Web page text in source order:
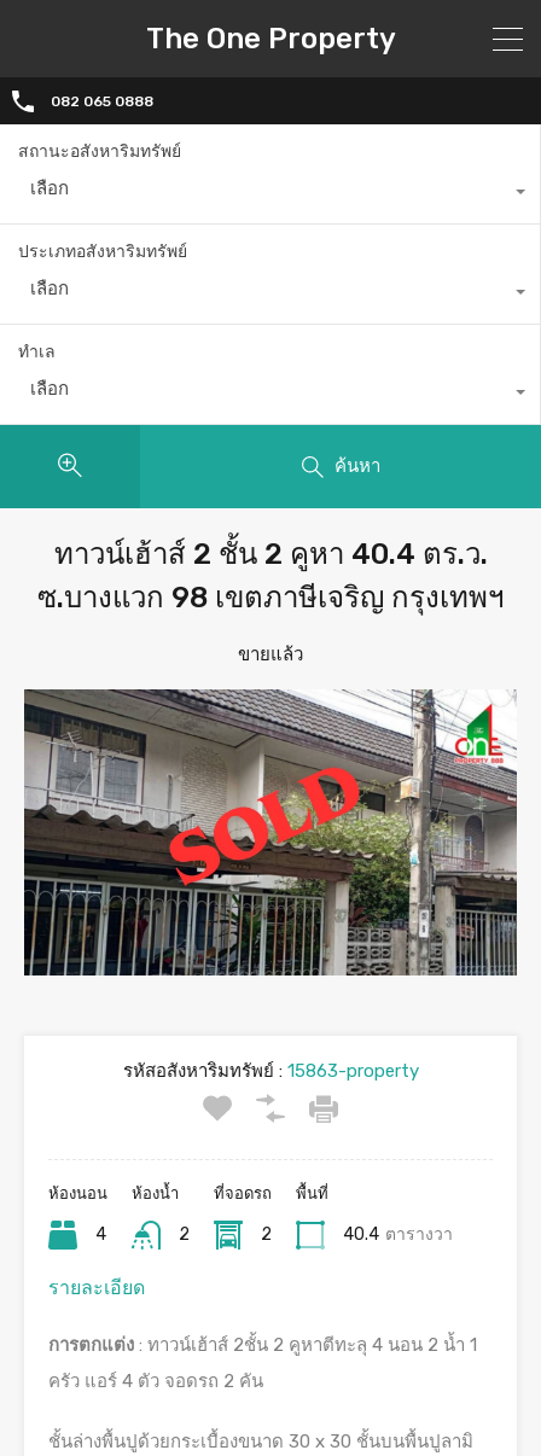
The One Property
082 065 0888
สถานะอสังหาริมทรัพย์
เลือก
ประเภทอสังหาริมทรัพย์
เลือก
ทำเล
เลือก
ค้นหา
ทาวน์เฮ้าส์ 2 ชั้น 2 คูหา 40.4 ตร.ว.
ซ.บางแวก 98 เขตภาษีเจริญ กรุงเทพฯ
ขายแล้ว
รหัสอสังหาริมทรัพย์ :15863-property
ห้องนอน
4
ห้องน้ำ
2
ที่จอดรถ
2
พื้นที่
40.4 ตารางวา
รายละเอียด
การตกแต่ง : ทาวน์เฮ้าส์ 2ชั้น 2 คูหาตีทะลุ 4 นอน 2 น้ำ 1
ครัว แอร์ 4 ตัว จอดรถ 2 คัน
ชั้นล่างพื้นปูด้วยกระเบื้องขนาด 30 x 30 ชั้นบนพื้นปูลามิ